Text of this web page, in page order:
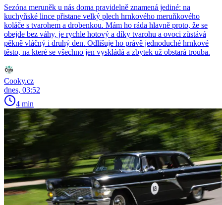
Sezóna meruněk u nás doma pravidelně znamená jediné: na
kuchyňské lince přistane velký plech hrnkového meruňkového
koláče s tvarohem a drobenkou. Mám ho ráda hlavně proto, že se
obejde bez váhy, je rychle hotový a díky tvarohu a ovoci zůstává
pěkně vláčný i druhý den. Odlišuje ho právě jednoduché hrnkové
těsto, na které se všechno jen vyskládá a zbytek už obstará trouba.
Cooky.cz
dnes, 03:52
4 min